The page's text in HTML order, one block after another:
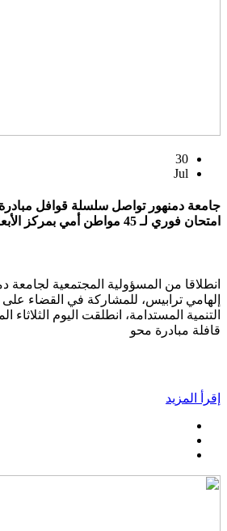
30
Jul
جامعة دمنهور تواصل سلسلة قوافل مبادرة
امتحان فوري لـ 45 مواطن أمي بمركز الأبعادية ب
انطلاقا من المسؤولية المجتمعية لجامعة
إلهامي ترابيس، للمشاركة في القضاء على
قافلة مبادرة محو
إقرأ المزيد